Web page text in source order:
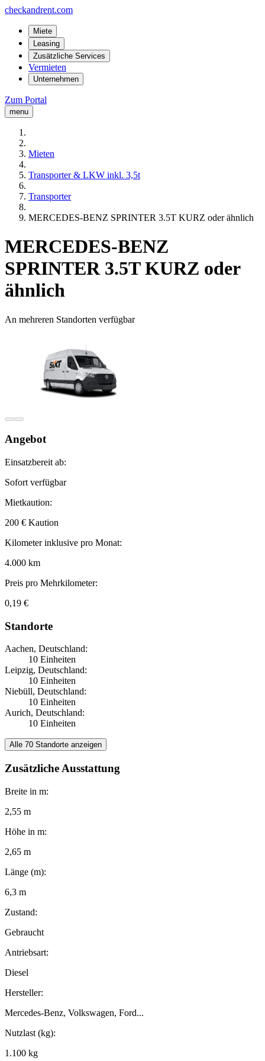
checkandrent.com
Miete
Leasing
Zusätzliche Services
Vermieten
Unternehmen
Zum Portal
menu
Mieten
Transporter & LKW inkl. 3,5t
Transporter
MERCEDES-BENZ SPRINTER 3.5T KURZ oder ähnlich
MERCEDES-BENZ
SPRINTER 3.5T KURZ oder
ähnlich
An mehreren Standorten verfügbar
Angebot
Einsatzbereit ab:
Sofort verfügbar
Mietkaution:
200 € Kaution
Kilometer inklusive pro Monat:
4.000 km
Preis pro Mehrkilometer:
0,19 €
Standorte
Aachen, Deutschland:
10 Einheiten
Leipzig, Deutschland:
10 Einheiten
Niebüll, Deutschland:
10 Einheiten
Aurich, Deutschland:
10 Einheiten
Alle 70 Standorte anzeigen
Zusätzliche Ausstattung
Breite in m:
2,55 m
Höhe in m:
2,65 m
Länge (m):
6,3 m
Zustand:
Gebraucht
Antriebsart:
Diesel
Hersteller:
Mercedes-Benz, Volkswagen, Ford...
Nutzlast (kg):
1.100 kg